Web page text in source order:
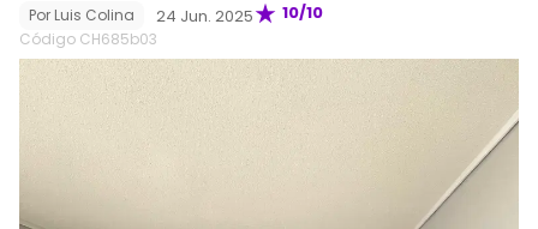
10/10
Por Luis Colina 24 Jun. 2025
Código CH685b03